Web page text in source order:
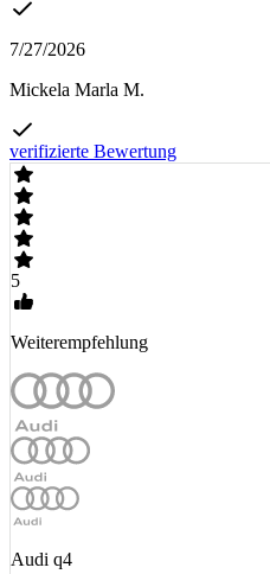
7/27/2026
Mickela Marla M.
verifizierte Bewertung
5
Weiterempfehlung
Audi q4